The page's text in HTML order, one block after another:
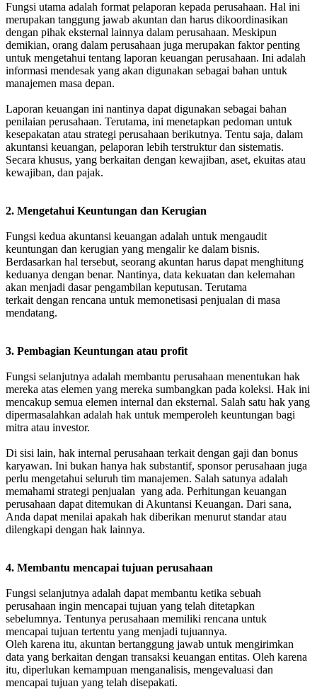
Fungsi utama adalah format pelaporan kepada perusahaan. Hal ini
merupakan tanggung jawab akuntan dan harus dikoordinasikan
dengan pihak eksternal lainnya dalam perusahaan. Meskipun
demikian, orang dalam perusahaan juga merupakan faktor penting
untuk mengetahui tentang laporan keuangan perusahaan. Ini adalah
informasi mendesak yang akan digunakan sebagai bahan untuk
manajemen masa depan.
Laporan keuangan ini nantinya dapat digunakan sebagai bahan
penilaian perusahaan. Terutama, ini menetapkan pedoman untuk
kesepakatan atau strategi perusahaan berikutnya. Tentu saja, dalam
akuntansi keuangan, pelaporan lebih terstruktur dan sistematis.
Secara khusus, yang berkaitan dengan kewajiban, aset, ekuitas atau
kewajiban, dan pajak.
2. Mengetahui Keuntungan dan Kerugian
Fungsi kedua akuntansi keuangan adalah untuk mengaudit
keuntungan dan kerugian yang mengalir ke dalam bisnis.
Berdasarkan hal tersebut, seorang akuntan harus dapat menghitung
keduanya dengan benar. Nantinya, data kekuatan dan kelemahan
akan menjadi dasar pengambilan keputusan. Terutama
terkait dengan rencana untuk memonetisasi penjualan di masa
mendatang.
3. Pembagian Keuntungan atau profit
Fungsi selanjutnya adalah membantu perusahaan menentukan hak
mereka atas elemen yang mereka sumbangkan pada koleksi. Hak ini
mencakup semua elemen internal dan eksternal. Salah satu hak yang
dipermasalahkan adalah hak untuk memperoleh keuntungan bagi
mitra atau investor.
Di sisi lain, hak internal perusahaan terkait dengan gaji dan bonus
karyawan. Ini bukan hanya hak substantif, sponsor perusahaan juga
perlu mengetahui seluruh tim manajemen. Salah satunya adalah
memahami strategi penjualan yang ada. Perhitungan keuangan
perusahaan dapat ditemukan di Akuntansi Keuangan. Dari sana,
Anda dapat menilai apakah hak diberikan menurut standar atau
dilengkapi dengan hak lainnya.
4. Membantu mencapai tujuan perusahaan
Fungsi selanjutnya adalah dapat membantu ketika sebuah
perusahaan ingin mencapai tujuan yang telah ditetapkan
sebelumnya. Tentunya perusahaan memiliki rencana untuk
mencapai tujuan tertentu yang menjadi tujuannya.
Oleh karena itu, akuntan bertanggung jawab untuk mengirimkan
data yang berkaitan dengan transaksi keuangan entitas. Oleh karena
itu, diperlukan kemampuan menganalisis, mengevaluasi dan
mencapai tujuan yang telah disepakati.